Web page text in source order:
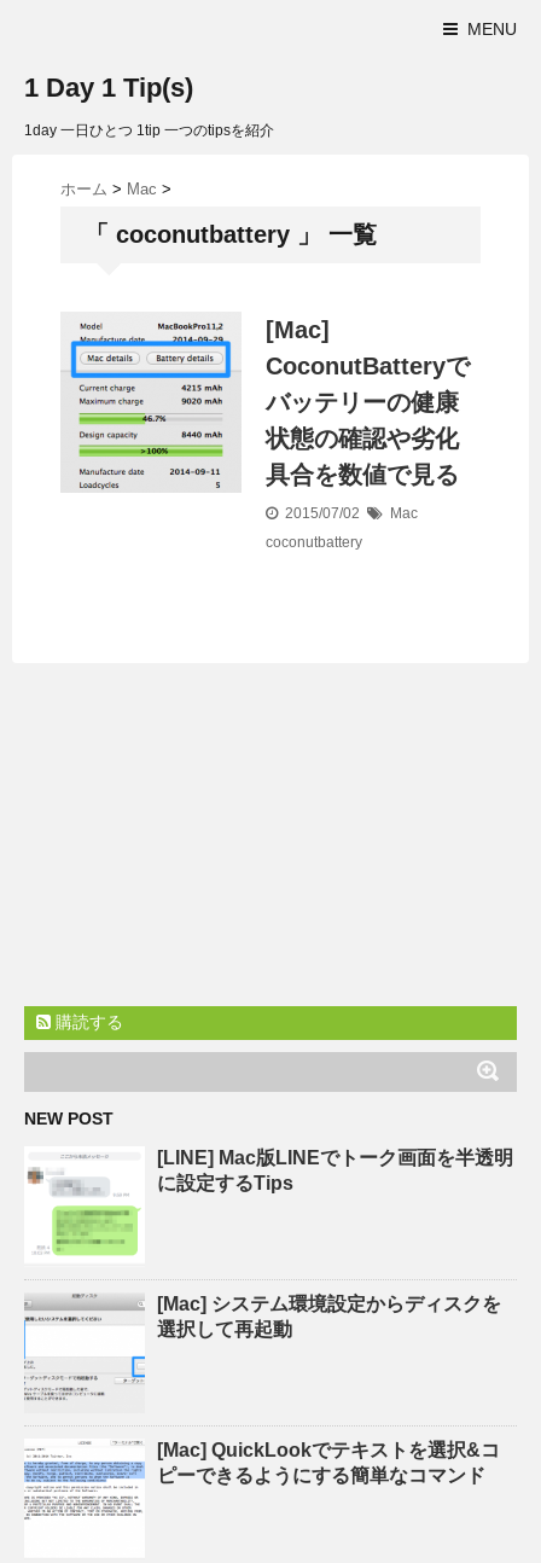
MENU
1 Day 1 Tip(s)
1day 一日ひとつ 1tip 一つのtipsを紹介
ホーム > Mac >
「 coconutbattery 」 一覧
[Mac]
CoconutBatteryで
バッテリーの健康
状態の確認や劣化
具合を数値で見る
2015/07/02
Mac
coconutbattery
購読する
NEW POST
[LINE] Mac版LINEでトーク画面を半透明
に設定するTips
[Mac] システム環境設定からディスクを
選択して再起動
[Mac] QuickLookでテキストを選択&コ
ピーできるようにする簡単なコマンド